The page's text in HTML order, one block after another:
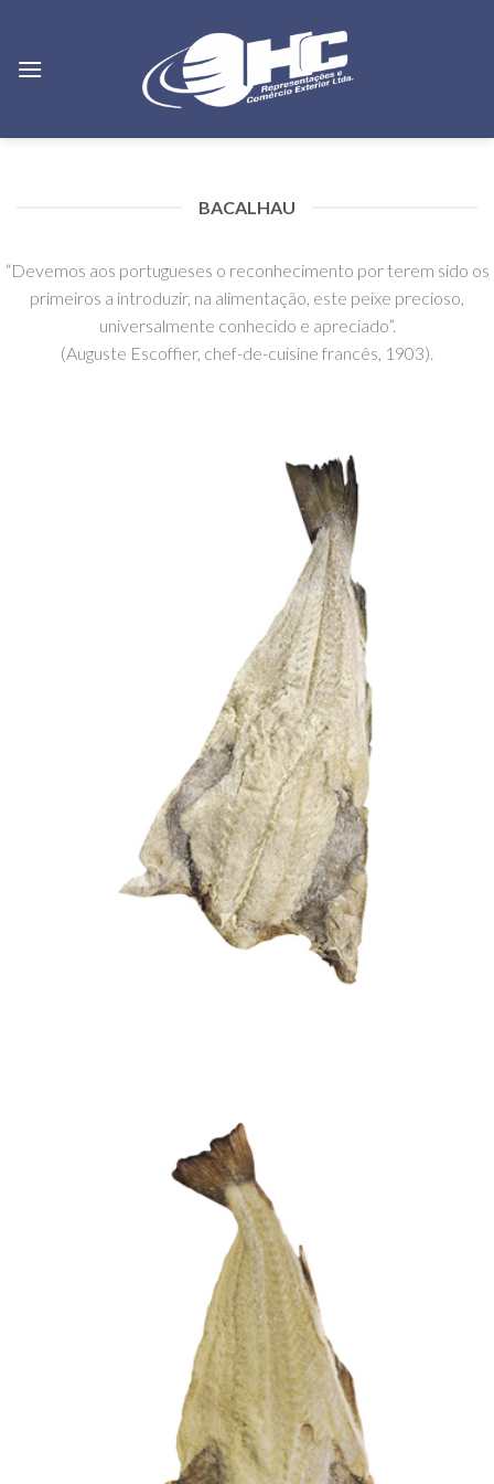
content
BACALHAU
“Devemos aos portugueses o reconhecimento por terem sido os
primeiros a introduzir, na alimentação, este peixe precioso,
universalmente conhecido e apreciado”.
(Auguste Escoffier, chef-de-cuisine francês, 1903).